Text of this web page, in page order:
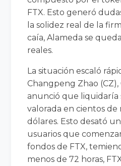
FTX. Esto generó
la solidez real de la
caía, Alameda se
reales.
La situación escaló
Changpeng Zhao (CZ),
anunció que liquidaría
valorada en cientos de
dólares. Esto desató
usuarios que
fondos de FTX,
menos de 72 horas,